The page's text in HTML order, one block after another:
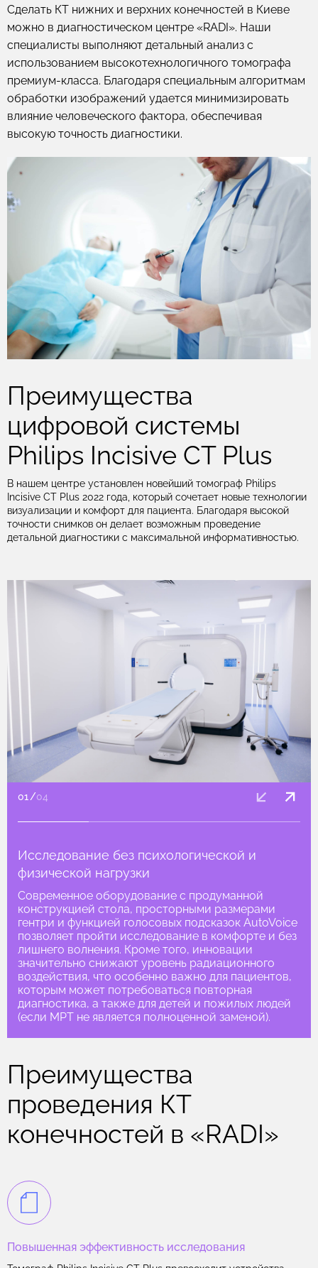
Сделать КТ нижних и верхних конечностей в Киеве
можно в диагностическом центре «RADI». Наши
специалисты выполняют детальный анализ с
использованием высокотехнологичного томографа
премиум-класса. Благодаря специальным алгоритмам
обработки изображений удается минимизировать
влияние человеческого фактора, обеспечивая
высокую точность диагностики.
Преимущества
цифровой системы
Philips Incisive CT Plus
В нашем центре установлен новейший томограф Philips
Incisive CT Plus 2022 года, который сочетает новые технологии
визуализации и комфорт для пациента. Благодаря высокой
точности снимков он делает возможным проведение
детальной диагностики с максимальной информативностью.
Исследование без психологической и
физической нагрузки
Современное оборудование с продуманной
конструкцией стола, просторными размерами
гентри и функцией голосовых подсказок AutoVoice
позволяет пройти исследование в комфорте и без
лишнего волнения. Кроме того, инновации
значительно снижают уровень радиационного
воздействия, что особенно важно для пациентов,
которым может потребоваться повторная
диагностика, а также для детей и пожилых людей
(если МРТ не является полноценной заменой).
01 /04
Преимущества
проведения КТ
конечностей в «RADI»
Повышенная эффективность исследования